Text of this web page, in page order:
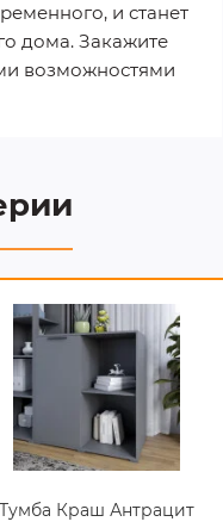
и станет
дома. Закажите
возможностями
Тумба Краш Антрацит